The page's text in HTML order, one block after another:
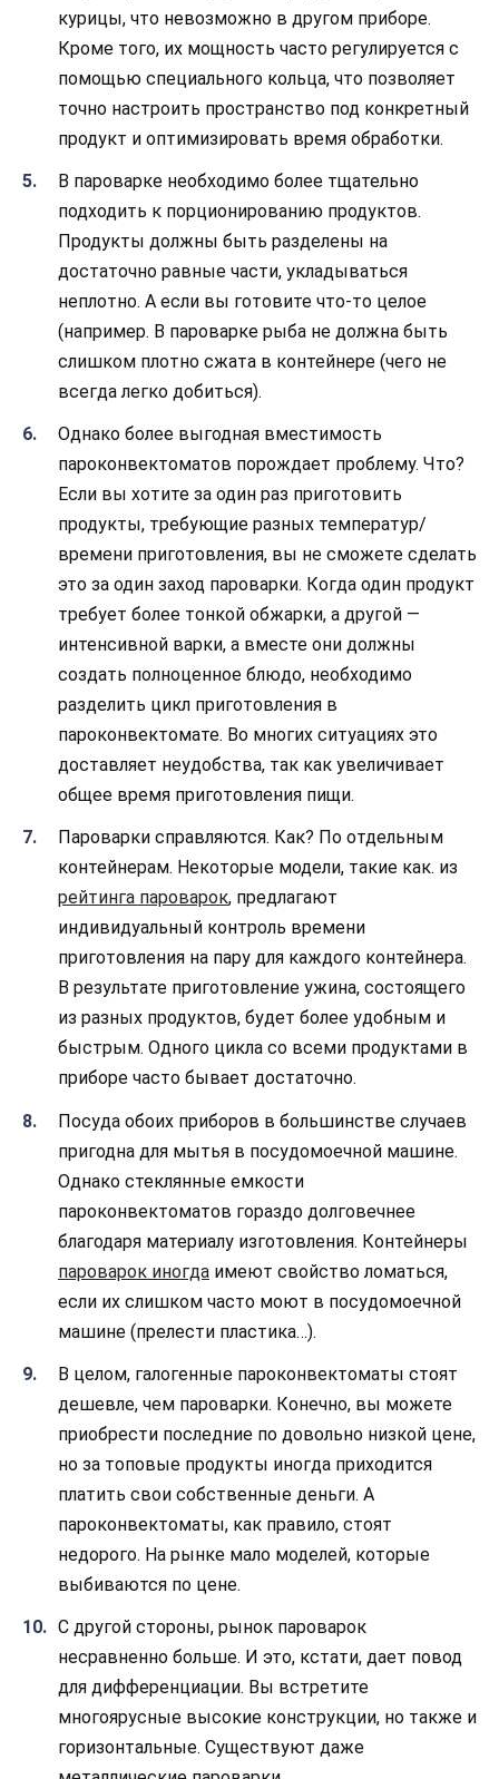
курицы, что невозможно в другом приборе.
Кроме того, их мощность часто регулируется с
помощью специального кольца, что позволяет
точно настроить пространство под конкретный
продукт и оптимизировать время обработки.
В пароварке необходимо более тщательно
подходить к порционированию продуктов.
Продукты должны быть разделены на
достаточно равные части, укладываться
неплотно. А если вы готовите что-то целое
(например. В пароварке рыба не должна быть
слишком плотно сжата в контейнере (чего не
всегда легко добиться).
Однако более выгодная вместимость
пароконвектоматов порождает проблему. Что?
Если вы хотите за один раз приготовить
продукты, требующие разных температур/
времени приготовления, вы не сможете сделать
это за один заход пароварки. Когда один продукт
требует более тонкой обжарки, а другой —
интенсивной варки, а вместе они должны
создать полноценное блюдо, необходимо
разделить цикл приготовления в
пароконвектомате. Во многих ситуациях это
доставляет неудобства, так как увеличивает
общее время приготовления пищи.
Пароварки справляются. Как? По отдельным
контейнерам. Некоторые модели, такие как. из
рейтинга пароварок, предлагают
индивидуальный контроль времени
приготовления на пару для каждого контейнера.
В результате приготовление ужина, состоящего
из разных продуктов, будет более удобным и
быстрым. Одного цикла со всеми продуктами в
приборе часто бывает достаточно.
Посуда обоих приборов в большинстве случаев
пригодна для мытья в посудомоечной машине.
Однако стеклянные емкости
пароконвектоматов гораздо долговечнее
благодаря материалу изготовления. Контейнеры
пароварок иногда имеют свойство ломаться,
если их слишком часто моют в посудомоечной
машине (прелести пластика…).
В целом, галогенные пароконвектоматы стоят
дешевле, чем пароварки. Конечно, вы можете
приобрести последние по довольно низкой цене,
но за топовые продукты иногда приходится
платить свои собственные деньги. А
пароконвектоматы, как правило, стоят
недорого. На рынке мало моделей, которые
выбиваются по цене.
С другой стороны, рынок пароварок
несравненно больше. И это, кстати, дает повод
для дифференциации. Вы встретите
многоярусные высокие конструкции, но также и
горизонтальные. Существуют даже